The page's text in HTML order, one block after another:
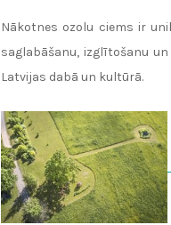
Nākotnes ozolu ciems ir
saglabāšanu, izglītošanu
Latvijas dabā un kultūrā.